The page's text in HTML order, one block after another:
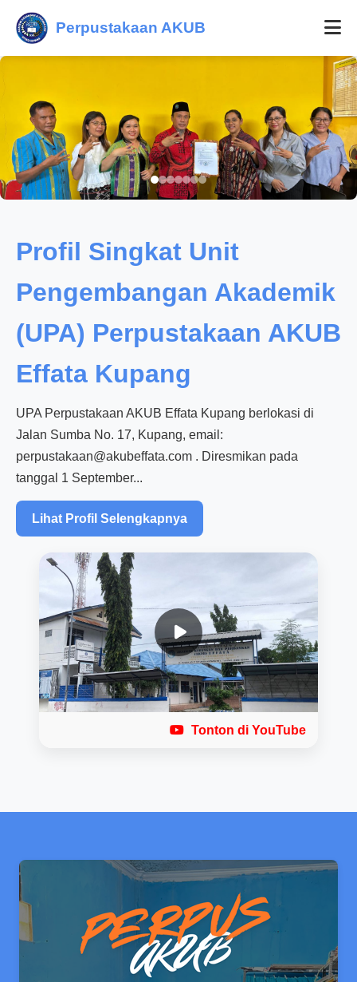
Perpustakaan AKUB
Profil Singkat Unit
Pengembangan Akademik
(UPA) Perpustakaan AKUB
Effata Kupang
UPA Perpustakaan AKUB Effata Kupang berlokasi di
Jalan Sumba No. 17, Kupang, email:
perpustakaan@akubeffata.com . Diresmikan pada
tanggal 1 September...
Lihat Profil Selengkapnya
Tonton di YouTube